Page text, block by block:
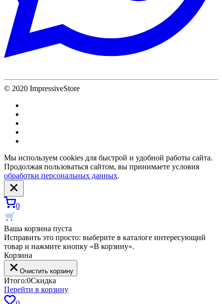
© 2020 ImpressiveStore
Мы используем cookies для быстрой и удобной работы сайта.
Продолжая пользоваться сайтом, вы принимаете условия
обработки персональных данных.
0
Ваша корзина пуста
Исправить это просто: выберите в каталоге интересующий
товар и нажмите кнопку «В корзину».
Корзина
Очистить корзину
Итого:0Скидка
Перейти в корзину